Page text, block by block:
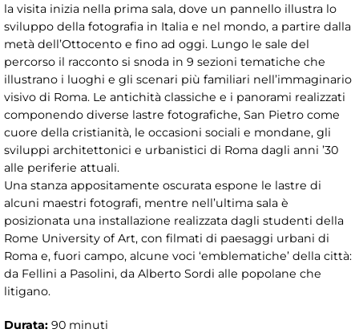
la visita inizia nella prima sala, dove un pannello illustra lo
sviluppo della fotografia in Italia e nel mondo, a partire dalla
metà dell’Ottocento e fino ad oggi. Lungo le sale del
percorso il racconto si snoda in 9 sezioni tematiche che
illustrano i luoghi e gli scenari più familiari nell’immaginario
visivo di Roma. Le antichità classiche e i panorami realizzati
componendo diverse lastre fotografiche, San Pietro come
cuore della cristianità, le occasioni sociali e mondane, gli
sviluppi architettonici e urbanistici di Roma dagli anni ’30
alle periferie attuali.
Una stanza appositamente oscurata espone le lastre di
alcuni maestri fotografi, mentre nell’ultima sala è
posizionata una installazione realizzata dagli studenti della
Rome University of Art, con filmati di paesaggi urbani di
Roma e, fuori campo, alcune voci ‘emblematiche’ della città:
da Fellini a Pasolini, da Alberto Sordi alle popolane che
litigano.
Durata: 90 minuti